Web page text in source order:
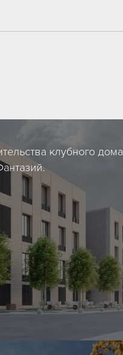
клубного дома